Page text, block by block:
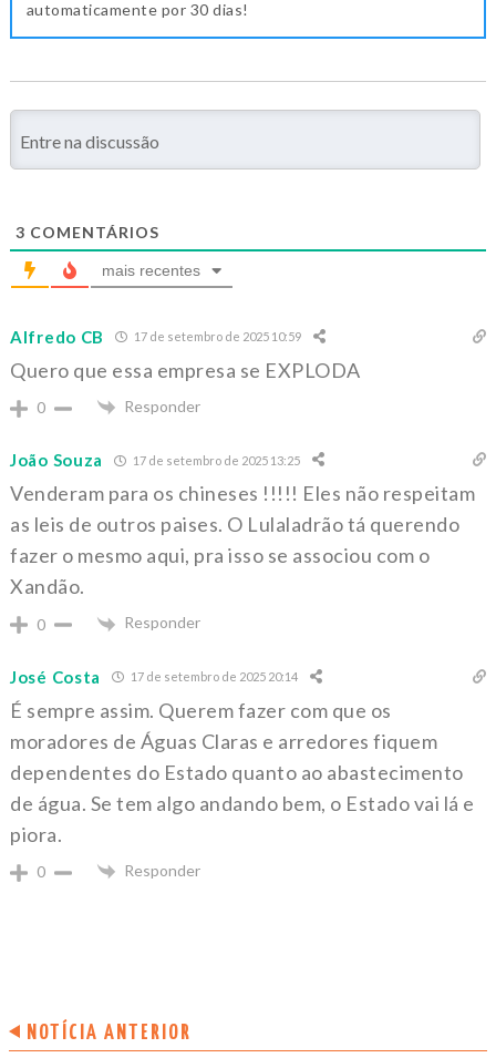
automaticamente por 30 dias!
3 COMENTÁRIOS
mais recentes
Alfredo CB 17 de setembro de 2025 10:59
Quero que essa empresa se EXPLODA
0 Responder
João Souza 17 de setembro de 2025 13:25
Venderam para os chineses !!!!! Eles não respeitam
as leis de outros paises. O Lulaladrão tá querendo
fazer o mesmo aqui, pra isso se associou com o
Xandão.
0 Responder
José Costa 17 de setembro de 2025 20:14
É sempre assim. Querem fazer com que os
moradores de Águas Claras e arredores fiquem
dependentes do Estado quanto ao abastecimento
de água. Se tem algo andando bem, o Estado vai lá e
piora.
0 Responder
NOTÍCIA ANTERIOR